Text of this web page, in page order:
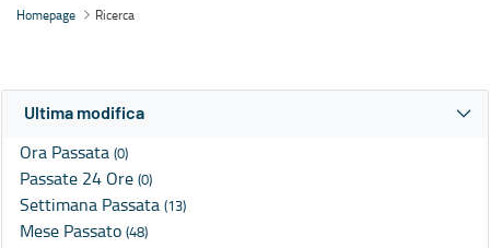
Homepage Ricerca
Ultima modifica
Ora Passata (0)
Passate 24 Ore (0)
Settimana Passata (13)
Mese Passato (48)